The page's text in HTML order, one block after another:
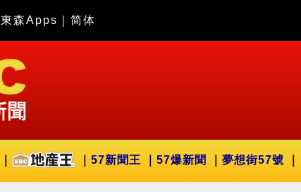
東森Apps 简体
57新聞王 57爆新聞 夢想街57號